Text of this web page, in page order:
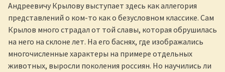
Андреевичу Крылову выступает здесь как аллегория
представлений о ком-то как о безусловном классике. Сам
Крылов много страдал от той славы, которая обрушилась
на него на склоне лет. На его баснях, где изображались
многочисленные характеры на примере отдельных
животных, выросли поколения россиян. Но научились ли